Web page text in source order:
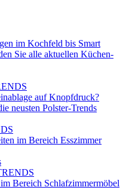
im Kochfeld bis Smart
Sie alle aktuellen Küchen-
auf Knopfdruck?
neusten Polster-Trends
im Bereich Esszimmer
Bereich Schlafzimmermöbel